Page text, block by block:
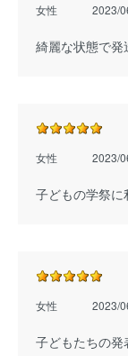
女性 2023/
綺麗な状態で発
女性 2023/
子どもの学祭に
女性 2023/
子どもたちの